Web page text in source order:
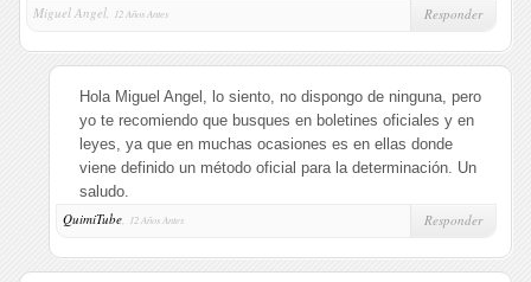
Miguel Angel,
12 Años Antes Responder
Hola Miguel Angel, lo siento, no dispongo de ninguna, pero
yo te recomiendo que busques en boletines oficiales y en
leyes, ya que en muchas ocasiones es en ellas donde
viene definido un método oficial para la determinación. Un
saludo.
QuimiTube, 12 Años Antes Responder